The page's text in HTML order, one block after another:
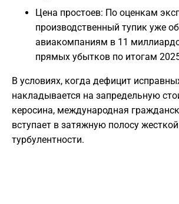
Цена простоев: По оценкам
производственный тупик уже
авиакомпаниям в 11
прямых убытков по итогам
В условиях, когда дефицит
накладывается на запредельную
керосина, международная
вступает в затяжную полосу жесткой
турбулентности.